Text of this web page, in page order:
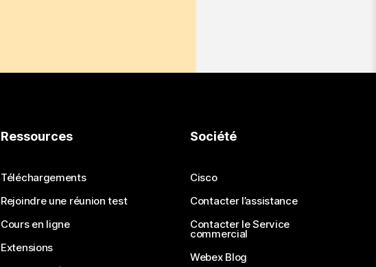
Ressources
Téléchargements
Rejoindre une réunion test
Cours en ligne
Extensions
Société
Cisco
Contacter l’assistance
Contacter le Service
commercial
Webex Blog